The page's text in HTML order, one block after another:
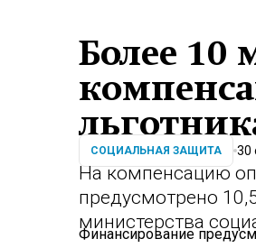
Более 10
СОЦИАЛЬНАЯ ЗАЩИТА 30
На компенсацию
предусмотрено
министерства
Финансирование